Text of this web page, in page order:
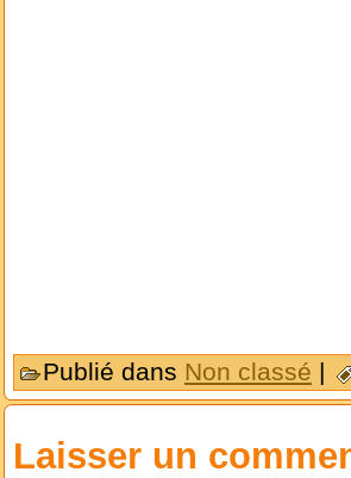
Publié dans Non classé |
Laisser un